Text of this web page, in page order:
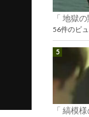
「 地獄
56件のビ
「 縞模